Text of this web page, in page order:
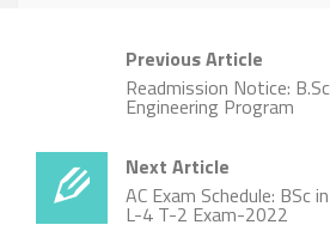
Previous Article
Readmission Notice:
Engineering Program
Next Article
AC Exam Schedule: BSc
L-4 T-2 Exam-2022